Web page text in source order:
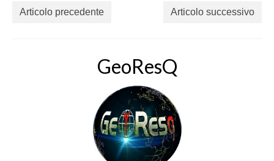
Articolo precedente Articolo successivo
GeoResQ